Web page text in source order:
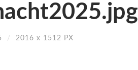
/ 2016 x 1512 PX